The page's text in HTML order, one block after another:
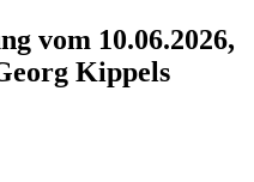
vom 10.06.2026,
Kippels